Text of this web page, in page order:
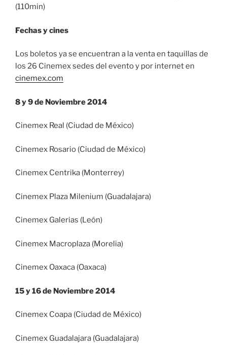
(110min)
Fechas y cines
Los boletos ya se encuentran a la venta en taquillas de
los 26 Cinemex sedes del evento y por internet en
cinemex.com
8 y 9 de Noviembre 2014
Cinemex Real (Ciudad de México)
Cinemex Rosario (Ciudad de México)
Cinemex Centrika (Monterrey)
Cinemex Plaza Milenium (Guadalajara)
Cinemex Galerias (León)
Cinemex Macroplaza (Morelia)
Cinemex Oaxaca (Oaxaca)
15 y 16 de Noviembre 2014
Cinemex Coapa (Ciudad de México)
Cinemex Guadalajara (Guadalajara)